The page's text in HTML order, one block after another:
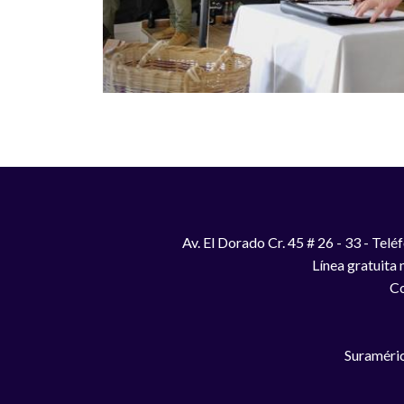
Av. El Dorado Cr. 45 # 26 - 33 -
Línea gratuita